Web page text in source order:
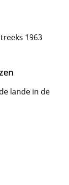
1963
lande in de